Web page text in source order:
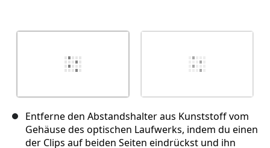
Entferne den Abstandshalter aus Kunststoff vom
Gehäuse des optischen Laufwerks, indem du einen
der Clips auf beiden Seiten eindrückst und ihn